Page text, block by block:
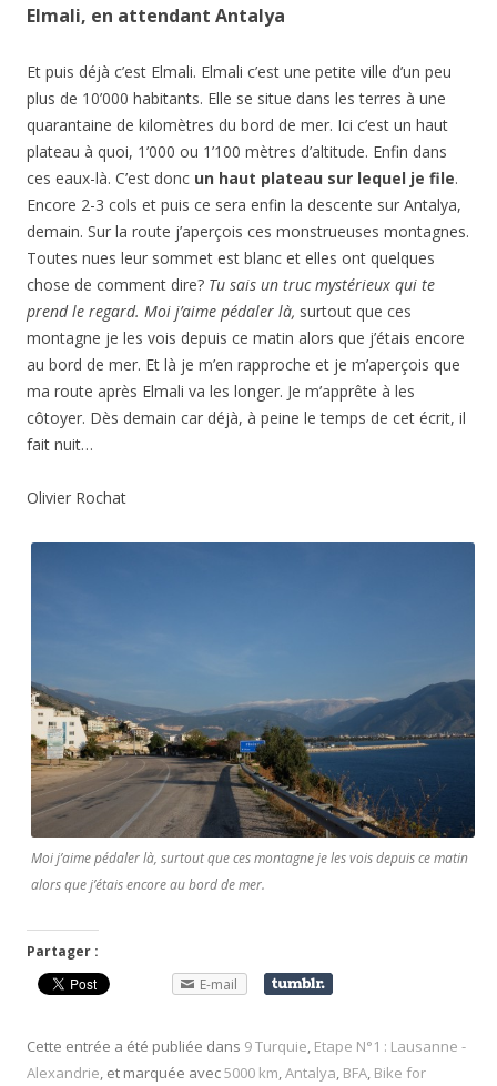
Elmali, en attendant Antalya
Et puis déjà c’est Elmali. Elmali c’est une petite ville d’un peu
plus de 10’000 habitants. Elle se situe dans les terres à une
quarantaine de kilomètres du bord de mer. Ici c’est un haut
plateau à quoi, 1’000 ou 1’100 mètres d’altitude. Enfin dans
ces eaux-là. C’est donc un haut plateau sur lequel je file.
Encore 2-3 cols et puis ce sera enfin la descente sur Antalya,
demain. Sur la route j’aperçois ces monstrueuses montagnes.
Toutes nues leur sommet est blanc et elles ont quelques
chose de comment dire? Tu sais un truc mystérieux qui te
prend le regard. Moi j’aime pédaler là, surtout que ces
montagne je les vois depuis ce matin alors que j’étais encore
au bord de mer. Et là je m’en rapproche et je m’aperçois que
ma route après Elmali va les longer. Je m’apprête à les
côtoyer. Dès demain car déjà, à peine le temps de cet écrit, il
fait nuit…
Olivier Rochat
Moi j’aime pédaler là, surtout que ces montagne je les vois depuis ce matin
alors que j’étais encore au bord de mer.
Partager :
E-mail
Cette entrée a été publiée dans 9 Turquie, Etape N°1 : Lausanne -
Alexandrie, et marquée avec5000 km,Antalya, BFA, Bike for